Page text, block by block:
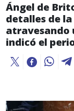
Ángel de
detalles de
atravesando
indicó el